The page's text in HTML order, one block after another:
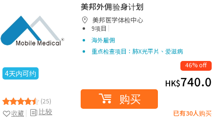
4天内可约
(25)
比较
收藏
美邦外佣验身计划
美邦医学体检中心
9项目 |
海外雇佣
重点检查项目：肺X光平片、爱滋病
46% off
HK$740.0
购买
已有30人购买